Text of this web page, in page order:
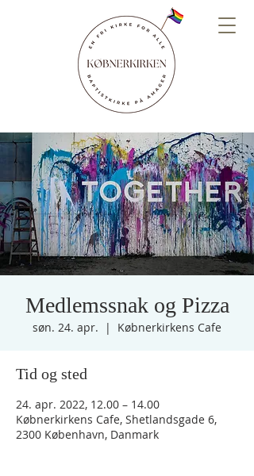
Medlemssnak og Pizza
søn. 24. apr.
  |
Købnerkirkens Cafe
Tid og sted
24. apr. 2022, 12.00 – 14.00
Købnerkirkens Cafe, Shetlandsgade 6,
2300 København, Danmark